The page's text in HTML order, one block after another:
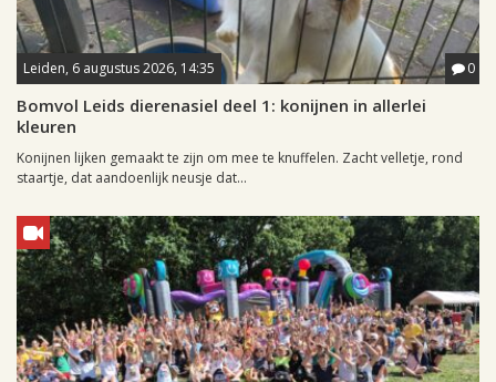
Leiden, 6 augustus 2026, 14:35 0
Bomvol Leids dierenasiel deel 1: konijnen in allerlei
kleuren
Konijnen lijken gemaakt te zijn om mee te knuffelen. Zacht velletje, rond
staartje, dat aandoenlijk neusje dat...